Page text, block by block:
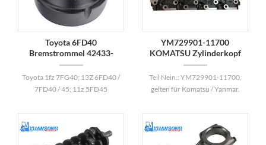
Toyota 6FD40
Bremstrommel 42433-
30551-71
Toyota 1fz 7FG40; 13Z 6FD40 /
7FD40 / 45; 11z 5FD45
YM729901-11700
KOMATSU Zylinderkopf
Teil Nein.: YM729901-11700,
gelten für Komatsu / Yanmar.